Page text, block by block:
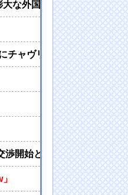
な外国人の情報を収集、監
チャヴリッチが2ゴールの
開始との情報